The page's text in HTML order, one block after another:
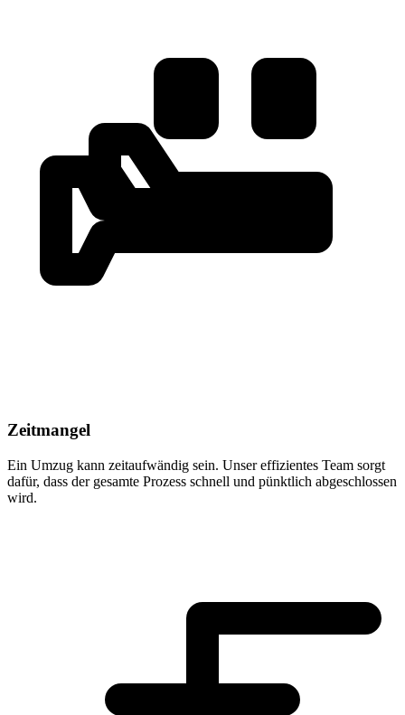
Zeitmangel
Ein Umzug kann zeitaufwändig sein. Unser effizientes Team sorgt
dafür, dass der gesamte Prozess schnell und pünktlich abgeschlossen
wird.